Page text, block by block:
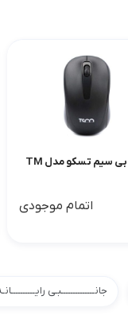
موس بی سیم تسکو مدل TM
اتمام موجودی
جانــــــــــــــبـی